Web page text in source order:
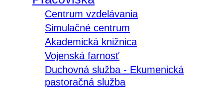
Centrum vzdelávania
Simulačné centrum
Akademická knižnica
Vojenská farnosť
Duchovná služba - Ekumenická
pastoračná služba